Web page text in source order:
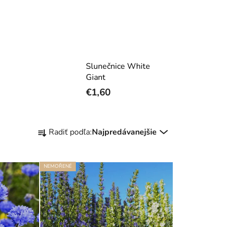
Slunečnice White
Giant
€1,60
a
e
n
i
e
p
Radiť podľa:Najpredávanejšie
NEMOŘENÉ